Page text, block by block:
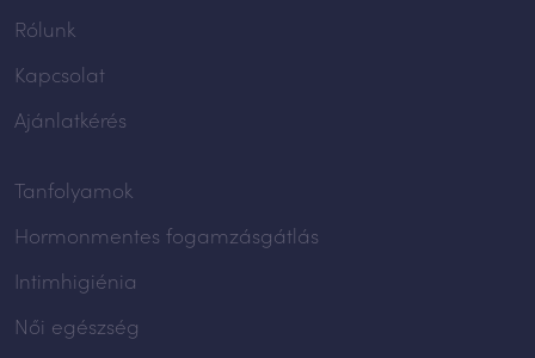
Rólunk
Kapcsolat
Ajánlatkérés
Tanfolyamok
Hormonmentes fogamzásgátlás
Intimhigiénia
Női egészség